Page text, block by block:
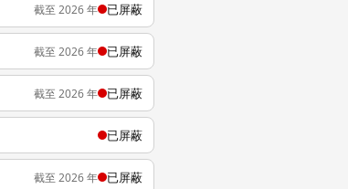
截至 2026 年 已屏蔽
截至 2026 年 已屏蔽
截至 2026 年 已屏蔽
已屏蔽
截至 2026 年 已屏蔽